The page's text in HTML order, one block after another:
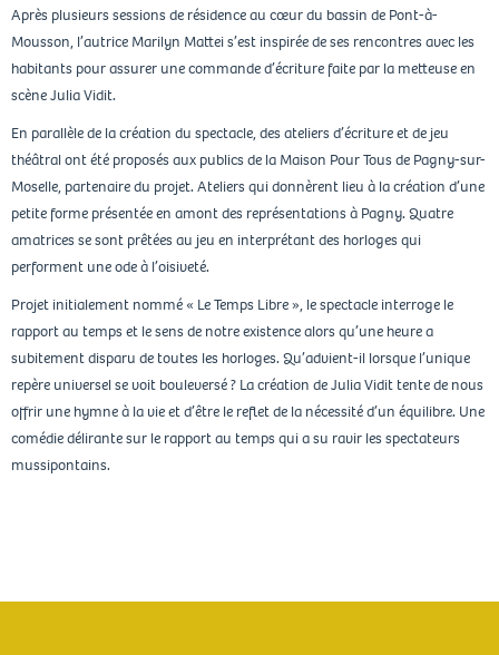
Après plusieurs sessions de résidence au cœur du bassin de Pont-à-
Mousson, l’autrice Marilyn Mattei s’est inspirée de ses rencontres avec les
habitants pour assurer une commande d’écriture faite par la metteuse en
scène Julia Vidit.
En parallèle de la création du spectacle, des ateliers d’écriture et de jeu
théâtral ont été proposés aux publics de la Maison Pour Tous de Pagny-sur-
Moselle, partenaire du projet. Ateliers qui donnèrent lieu à la création d’une
petite forme présentée en amont des représentations à Pagny. Quatre
amatrices se sont prêtées au jeu en interprétant des horloges qui
performent une ode à l’oisiveté.
Projet initialement nommé « Le Temps Libre », le spectacle interroge le
rapport au temps et le sens de notre existence alors qu’une heure a
subitement disparu de toutes les horloges. Qu’advient-il lorsque l’unique
repère universel se voit bouleversé ? La création de Julia Vidit tente de nous
offrir une hymne à la vie et d’être le reflet de la nécessité d’un équilibre. Une
comédie délirante sur le rapport au temps qui a su ravir les spectateurs
mussipontains.